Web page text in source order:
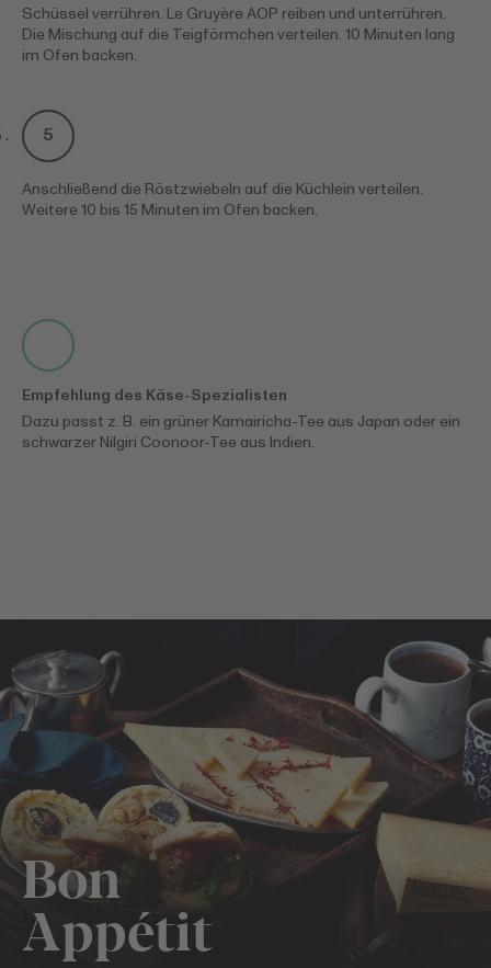
Schüssel verrühren. Le Gruyère AOP reiben und unterrühren.
Die Mischung auf die Teigförmchen verteilen. 10 Minuten lang
im Ofen backen.
Anschließend die Röstzwiebeln auf die Küchlein verteilen.
Weitere 10 bis 15 Minuten im Ofen backen.
Empfehlung des Käse-Spezialisten
Dazu passt z. B. ein grüner Kamairicha-Tee aus Japan oder ein
schwarzer Nilgiri Coonoor-Tee aus Indien.
Bon
Appétit